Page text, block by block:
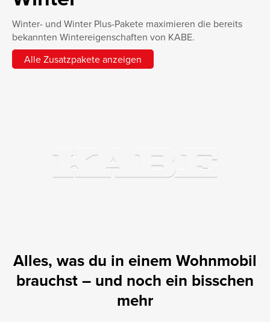
Winter- und Winter Plus-Pakete maximieren die bereits
bekannten Wintereigenschaften von KABE.
Alle Zusatzpakete anzeigen
Alles, was du in einem Wohnmobil
brauchst – und noch ein bisschen
mehr